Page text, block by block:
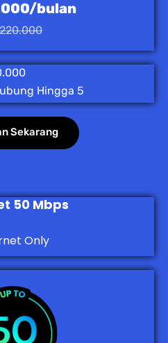
bulan
Hingga 5
Sekarang
50 Mbps
Only